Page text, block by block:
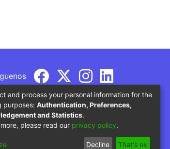
del Ministerio de Educación
and process your personal information for the
purposes: Authentication, Preferences,
and Statistics.
please read our privacy policy.
Decline That's ok